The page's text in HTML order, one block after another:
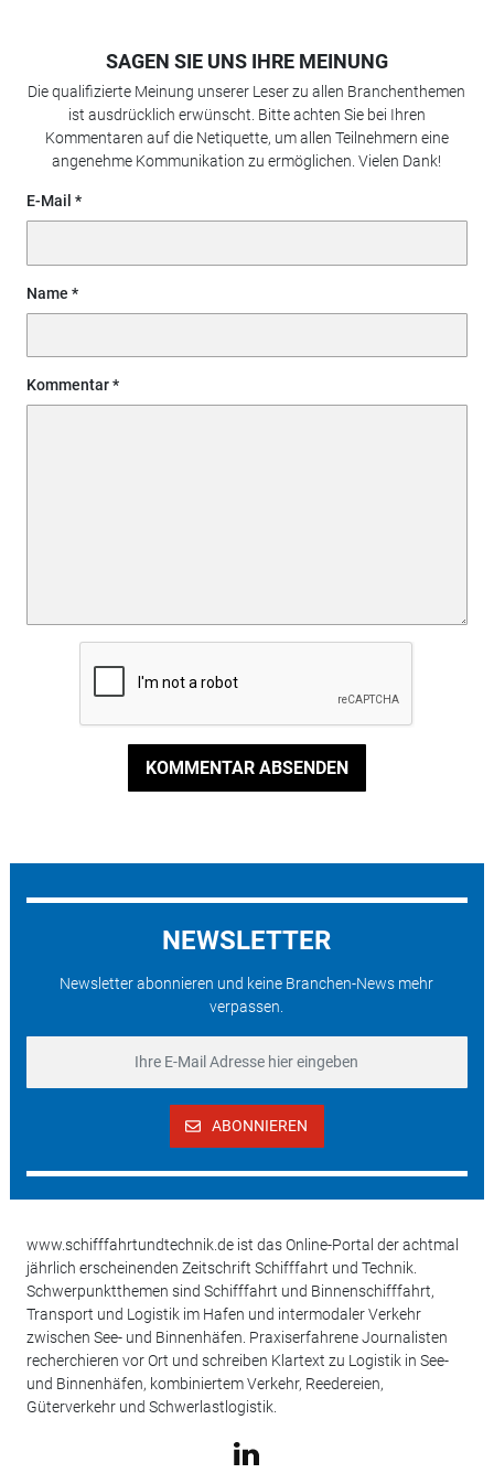
SAGEN SIE UNS IHRE MEINUNG
Die qualifizierte Meinung unserer Leser zu allen Branchenthemen
ist ausdrücklich erwünscht. Bitte achten Sie bei Ihren
Kommentaren auf die Netiquette, um allen Teilnehmern eine
angenehme Kommunikation zu ermöglichen. Vielen Dank!
E-Mail
Name
Kommentar
KOMMENTAR ABSENDEN
NEWSLETTER
Newsletter abonnieren und keine Branchen-News mehr
verpassen.
ABONNIEREN
www.schifffahrtundtechnik.de ist das Online-Portal der achtmal
jährlich erscheinenden Zeitschrift Schifffahrt und Technik.
Schwerpunktthemen sind Schifffahrt und Binnenschifffahrt,
Transport und Logistik im Hafen und intermodaler Verkehr
zwischen See- und Binnenhäfen. Praxiserfahrene Journalisten
recherchieren vor Ort und schreiben Klartext zu Logistik in See-
und Binnenhäfen, kombiniertem Verkehr, Reedereien,
Güterverkehr und Schwerlastlogistik.